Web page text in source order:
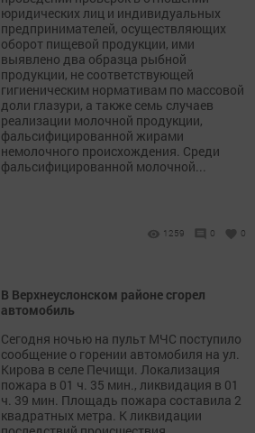
юридических лиц и индивидуальных
предпринимателей, осуществляющих
оборот пищевой продукции, ими
выявлено два образца рыбной
продукции, не соответствующей
гигиеническим нормативам по массовой
доли глазури, а также семь случаев
реализации молочной продукции,
фальсифицированной жирами
немолочного происхождения. Среди
фальсифицированной молочной...
1259 0 0
В Верхнеуслонском районе сгорел
автомобиль
Сегодня ночью на пульт МЧС поступило
сообщение о горении автомобиля на ул.
Кирова в селе Печищи. Локализация
пожара в 01 ч. 35 мин., ликвидация в 01
ч. 39 мин. Площадь пожара составила 2
квадратных метра. К ликвидации